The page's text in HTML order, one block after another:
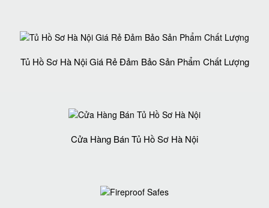
Tủ Hồ Sơ Hà Nội Giá Rẻ Đảm Bảo Sản Phẩm Chất Lượng‎
Cửa Hàng Bán Tủ Hồ Sơ Hà Nội